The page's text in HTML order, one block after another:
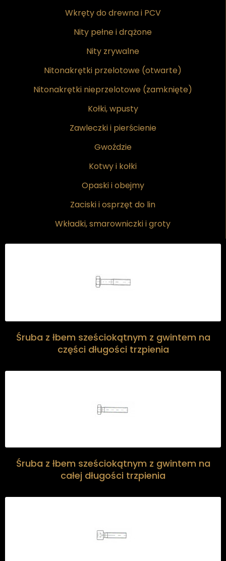
Wkręty do drewna i PCV
Nity pełne i drążone
Nity zrywalne
Nitonakrętki przelotowe (otwarte)
Nitonakrętki nieprzelotowe (zamknięte)
Kołki, wpusty
Zawleczki i pierścienie
Gwoździe
Kotwy i kołki
Opaski i obejmy
Zaciski i osprzęt do lin
Wkładki, smarowniczki i groty
Śruba z łbem sześciokątnym z gwintem na
części długości trzpienia
Śruba z łbem sześciokątnym z gwintem na
całej długości trzpienia